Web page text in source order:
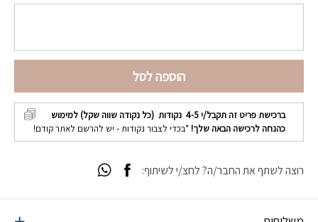
הוספה לסל
ברכישת פריט זה תקבל/י 4-5 נקודות (כל נקודה שווה שקל) למימוש
כהנחה לרכישה הבאה שלך! *בכדי לצבור נקודות - יש להרשם לאתר קודם!
רוצה לשתף את החבר/ה? לחצ/י לשיתוף: